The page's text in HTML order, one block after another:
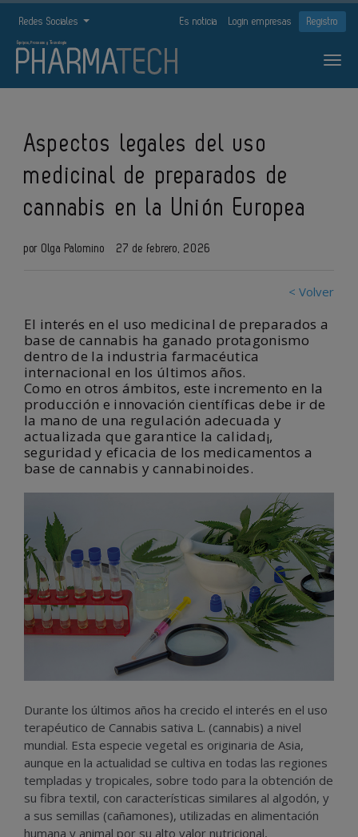
Redes Sociales Es noticia Login empresas Registro
Aspectos legales del uso
medicinal de preparados de
cannabis en la Unión Europea
por Olga Palomino 27 de febrero, 2026
< Volver
El interés en el uso medicinal de preparados a
base de cannabis ha ganado protagonismo
dentro de la industria farmacéutica
internacional en los últimos años.
Como en otros ámbitos, este incremento en la
producción e innovación científicas debe ir de
la mano de una regulación adecuada y
actualizada que garantice la calidad¡,
seguridad y eficacia de los medicamentos a
base de cannabis y cannabinoides.
Durante los últimos años ha crecido el interés en el uso
terapéutico de Cannabis sativa L. (cannabis) a nivel
mundial. Esta especie vegetal es originaria de Asia,
aunque en la actualidad se cultiva en todas las regiones
templadas y tropicales, sobre todo para la obtención de
su fibra textil, con características similares al algodón, y
a sus semillas (cañamones), utilizadas en alimentación
humana y animal por su alto valor nutricional,